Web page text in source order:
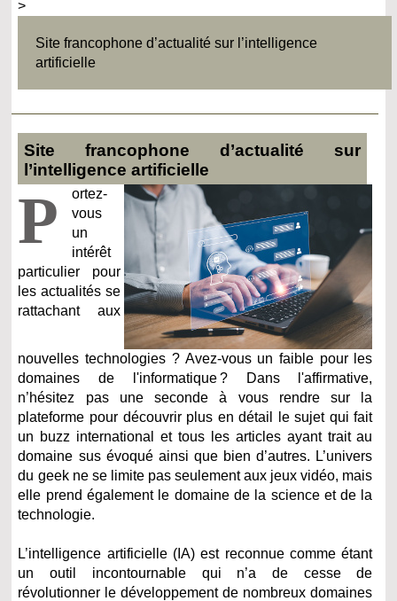
>
Site francophone d’actualité sur l’intelligence
artificielle
Site francophone d’actualité sur
l’intelligence artificielle
P
ortez-
vous
un
intérêt
particulier pour
les actualités se
rattachant aux
nouvelles technologies ? Avez-vous un faible pour les
domaines de l'informatique ? Dans l'affirmative,
n’hésitez pas une seconde à vous rendre sur la
plateforme pour découvrir plus en détail le sujet qui fait
un buzz international et tous les articles ayant trait au
domaine sus évoqué ainsi que bien d’autres. L’univers
du geek ne se limite pas seulement aux jeux vidéo, mais
elle prend également le domaine de la science et de la
technologie.
L’intelligence artificielle (IA) est reconnue comme étant
un outil incontournable qui n’a de cesse de
révolutionner le développement de nombreux domaines